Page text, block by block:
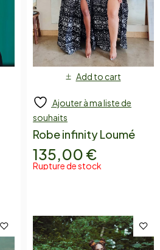
Add to cart
Ajouter à ma liste de
souhaits
Robe infinity Loumé
135,00 €
Rupture de stock